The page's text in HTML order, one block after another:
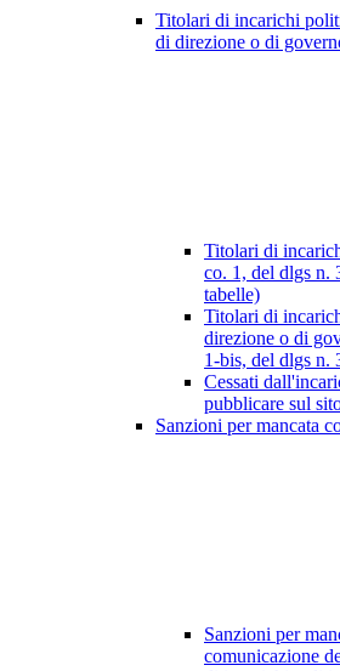
Titolari di incarichi
di direzione o di
Titolari di
co. 1, del dlgs n.
tabelle)
Titolari di
direzione o di
1-bis, del dlgs n.
Cessati
pubblicare sul
Sanzioni per mancata
Sanzioni per
comunicazione